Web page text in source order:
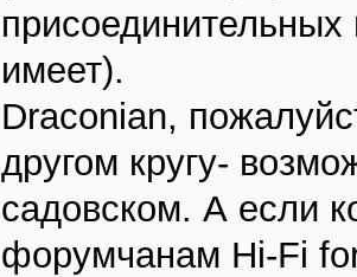
имеет).
Draconian,
другом кругу-
садовском. А если
форумчанам Hi-Fi